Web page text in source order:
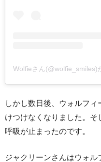
Wolfieさん(@wolfie_smiles)
しかし数日後、ウォルフ
けつけなくなりました。
呼吸が止まったのです。
ジャクリーンさんはウォ